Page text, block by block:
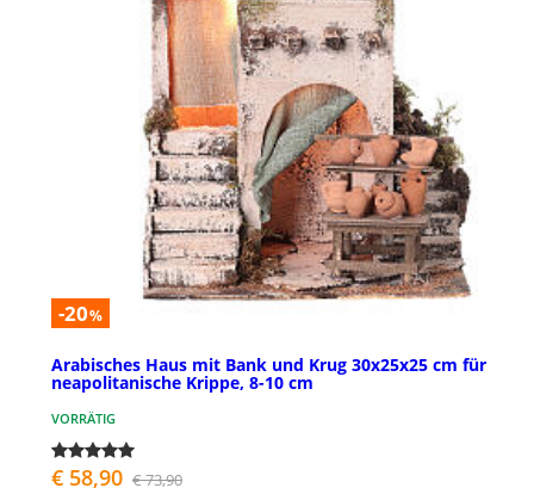
-20%
Arabisches Haus mit Bank und Krug 30x25x25 cm für
neapolitanische Krippe, 8-10 cm
VORRÄTIG
€ 58,90 € 73,90